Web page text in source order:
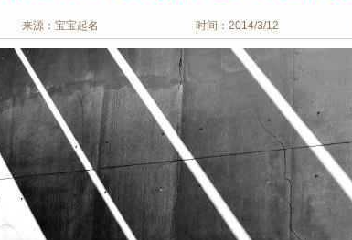
来源：宝宝起名 时间：2014/3/12